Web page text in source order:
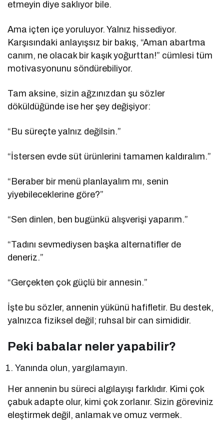
etmeyin diye saklıyor bile.
Ama içten içe yoruluyor. Yalnız hissediyor.
Karşısındaki anlayışsız bir bakış, “Aman abartma
canım, ne olacak bir kaşık yoğurttan!” cümlesi tüm
motivasyonunu söndürebiliyor.
Tam aksine, sizin ağzınızdan şu sözler
döküldüğünde ise her şey değişiyor:
“Bu süreçte yalnız değilsin.”
“İstersen evde süt ürünlerini tamamen kaldıralım.”
“Beraber bir menü planlayalım mı, senin
yiyebileceklerine göre?”
“Sen dinlen, ben bugünkü alışverişi yaparım.”
“Tadını sevmediysen başka alternatifler de
deneriz.”
“Gerçekten çok güçlü bir annesin.”
İşte bu sözler, annenin yükünü hafifletir. Bu destek,
yalnızca fiziksel değil; ruhsal bir can simididir.
Peki babalar neler yapabilir?
Yanında olun, yargılamayın.
Her annenin bu süreci algılayışı farklıdır. Kimi çok
çabuk adapte olur, kimi çok zorlanır. Sizin göreviniz
eleştirmek değil, anlamak ve omuz vermek.